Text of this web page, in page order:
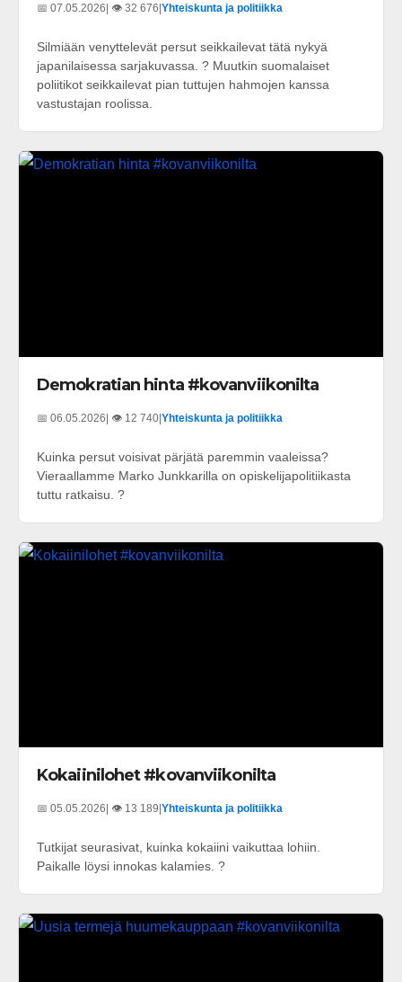
📅 07.05.2026 | 👁️ 32 676 Yhteiskunta ja politiikka
Silmiään venyttelevät persut seikkailevat tätä nykyä
japanilaisessa sarjakuvassa. ? Muutkin suomalaiset
poliitikot seikkailevat pian tuttujen hahmojen kanssa
vastustajan roolissa.
Demokratian hinta #kovanviikonilta
📅 06.05.2026| 👁️ 12 740|Yhteiskunta ja politiikka
Kuinka persut voisivat pärjätä paremmin vaaleissa?
Vieraallamme Marko Junkkarilla on opiskelijapolitiikasta
tuttu ratkaisu. ?
Kokaiinilohet #kovanviikonilta
📅 05.05.2026 | 👁️ 13 189 Yhteiskunta ja politiikka
Tutkijat seurasivat, kuinka kokaiini vaikuttaa lohiin.
Paikalle löysi innokas kalamies. ?